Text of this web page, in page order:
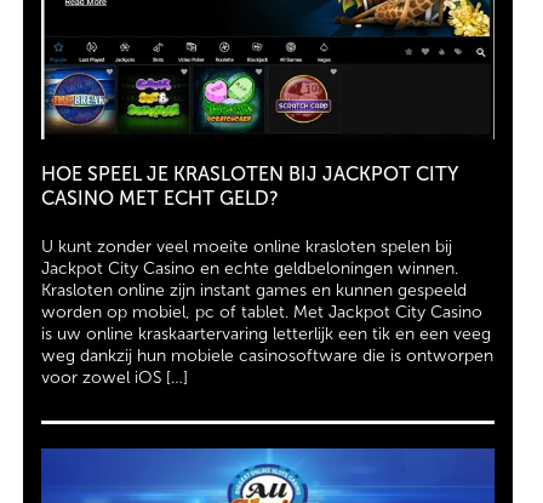
HOE SPEEL JE KRASLOTEN BIJ JACKPOT CITY
CASINO MET ECHT GELD?
U kunt zonder veel moeite online krasloten spelen bij
Jackpot City Casino en echte geldbeloningen winnen.
Krasloten online zijn instant games en kunnen gespeeld
worden op mobiel, pc of tablet. Met Jackpot City Casino
is uw online kraskaartervaring letterlijk een tik en een veeg
weg dankzij hun mobiele casinosoftware die is ontworpen
voor zowel iOS […]